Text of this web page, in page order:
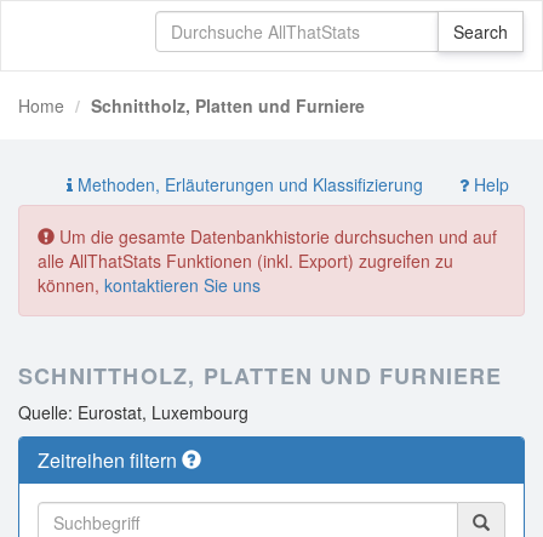
Home Schnittholz, Platten und Furniere
Methoden, Erläuterungen und Klassifizierung Help
Um die gesamte Datenbankhistorie durchsuchen und auf
alle AllThatStats Funktionen (inkl. Export) zugreifen zu
können, kontaktieren Sie uns
SCHNITTHOLZ, PLATTEN UND FURNIERE
Quelle: Eurostat, Luxembourg
Zeitreihen filtern